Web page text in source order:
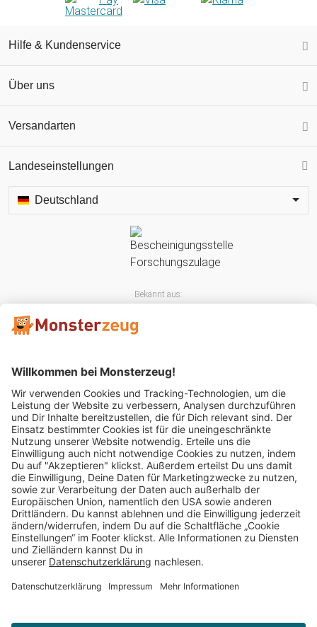
Hilfe & Kundenservice
Über uns
Versandarten
Landeseinstellungen
Deutschland
Bekannt aus:
Mitglied im:
Impressum AGB Widerrufsbelehrung